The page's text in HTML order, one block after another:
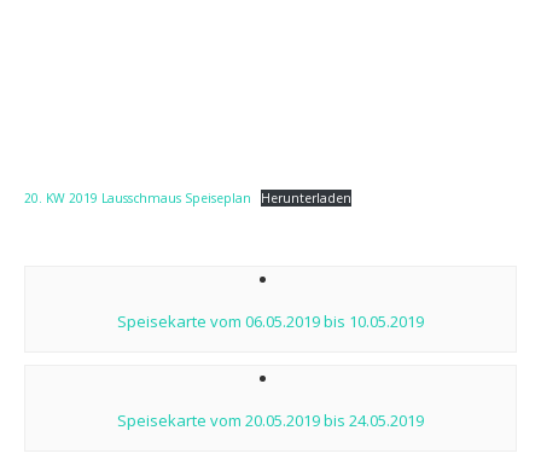
20. KW 2019 Lausschmaus Speiseplan Herunterladen
navigation
Speisekarte vom 06.05.2019 bis 10.05.2019
Speisekarte vom 20.05.2019 bis 24.05.2019